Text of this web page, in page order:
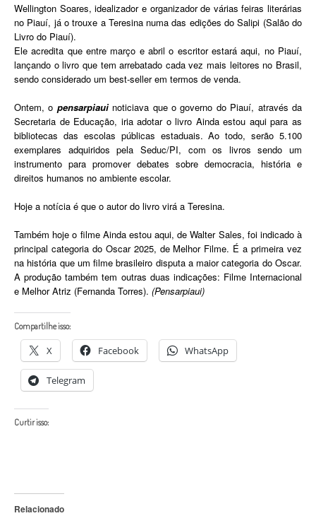
Wellington Soares, idealizador e organizador de várias feiras literárias
no Piauí, já o trouxe a Teresina numa das edições do Salipi (Salão do
Livro do Piauí).
Ele acredita que entre março e abril o escritor estará aqui, no Piauí,
lançando o livro que tem arrebatado cada vez mais leitores no Brasil,
sendo considerado um best-seller em termos de venda.
Ontem, o pensarpiauinoticiava que o governo do Piauí, através da
Secretaria de Educação, iria adotar o livro Ainda estou aqui para as
bibliotecas das escolas públicas estaduais. Ao todo, serão 5.100
exemplares adquiridos pela Seduc/PI, com os livros sendo um
instrumento para promover debates sobre democracia, história e
direitos humanos no ambiente escolar.
Hoje a notícia é que o autor do livro virá a Teresina.
Também hoje o filme Ainda estou aqui, de Walter Sales, foi indicado à
principal categoria do Oscar 2025, de Melhor Filme. É a primeira vez
na história que um filme brasileiro disputa a maior categoria do Oscar.
A produção também tem outras duas indicações: Filme Internacional
e Melhor Atriz (Fernanda Torres). (Pensarpiaui)
Compartilhe isso:
X Facebook WhatsApp
Telegram
Curtir isso:
Relacionado